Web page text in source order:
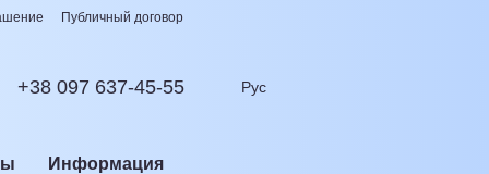
Публичный договор
+38 097 637-45-55 Рус
Информация